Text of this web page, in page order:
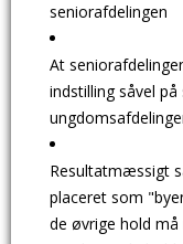
seniorafdelingen
At
indstilling såvel
Resultatmæssigt
placeret som
de øvrige hold